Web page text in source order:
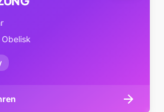
arrow_forward